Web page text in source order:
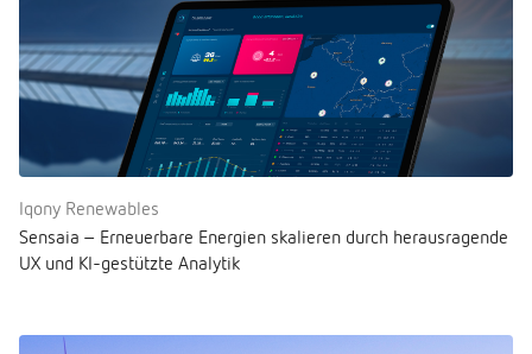
Iqony Renewables
Sensaia – Erneuerbare Energien skalieren durch herausragende
UX und KI-gestützte Analytik